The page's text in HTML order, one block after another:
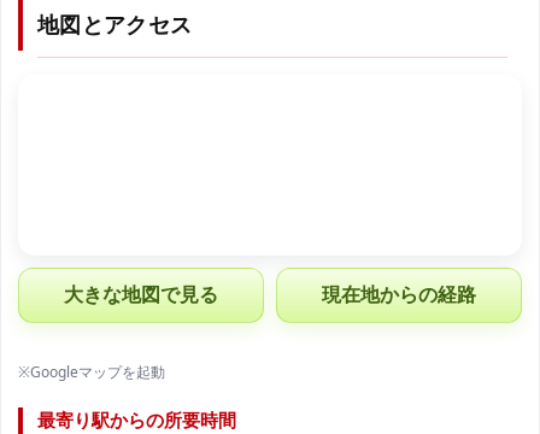
地図とアクセス
大きな地図で見る 現在地からの経路
※Googleマップを起動
最寄り駅からの所要時間